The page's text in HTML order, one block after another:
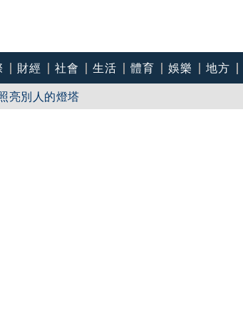
財經 社會 生活 體育 娛樂 地方
哭到眼淚鼻涕直流
亮別人的燈塔